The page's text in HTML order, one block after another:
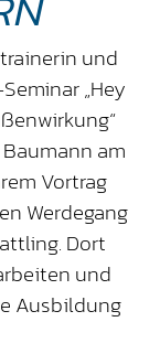
und
„Hey
am
Vortrag
Werdegang
Dort
und
Ausbildung